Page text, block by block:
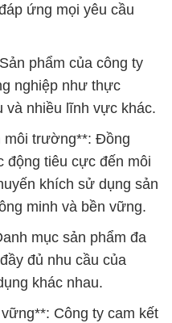
ứng mọi yêu cầu
phẩm của công ty
nghiệp như thực
và nhiều lĩnh vực khác.
môi trường**: Đồng
động tiêu cực đến môi
khích sử dụng sản
minh và bền vững.
mục sản phẩm đa
đủ nhu cầu của
khác nhau.
Công ty cam kết